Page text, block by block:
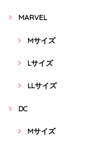
MARVEL
Mサイズ
Lサイズ
LLサイズ
DC
Mサイズ